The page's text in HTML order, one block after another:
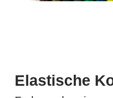
Elastische